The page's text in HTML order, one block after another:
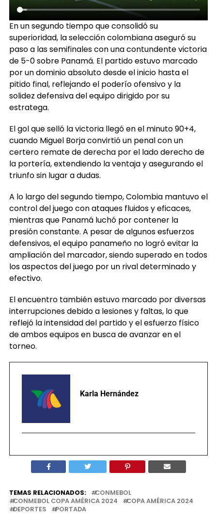
En un segundo tiempo que consolidó su
superioridad, la selección colombiana aseguró su
paso a las semifinales con una contundente victoria
de 5-0 sobre Panamá. El partido estuvo marcado
por un dominio absoluto desde el inicio hasta el
pitido final, reflejando el poderío ofensivo y la
solidez defensiva del equipo dirigido por su
estratega.
El gol que selló la victoria llegó en el minuto 90+4,
cuando Miguel Borja convirtió un penal con un
certero remate de derecha por el lado derecho de
la portería, extendiendo la ventaja y asegurando el
triunfo sin lugar a dudas.
A lo largo del segundo tiempo, Colombia mantuvo el
control del juego con ataques fluidos y eficaces,
mientras que Panamá luchó por contener la
presión constante. A pesar de algunos esfuerzos
defensivos, el equipo panameño no logró evitar la
ampliación del marcador, siendo superado en todos
los aspectos del juego por un rival determinado y
efectivo.
El encuentro también estuvo marcado por diversas
interrupciones debido a lesiones y faltas, lo que
reflejó la intensidad del partido y el esfuerzo físico
de ambos equipos en busca de avanzar en el
torneo.
Karla Hernández
TEMAS RELACIONADOS:
CONMEBOL
CONMEBOL COPA AMÉRICA 2024
COPA AMÉRICA 2024
DEPORTES
PORTADA